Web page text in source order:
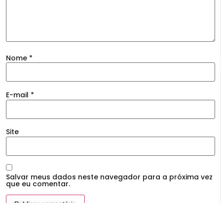
Nome *
E-mail *
Site
Salvar meus dados neste navegador para a próxima vez
que eu comentar.